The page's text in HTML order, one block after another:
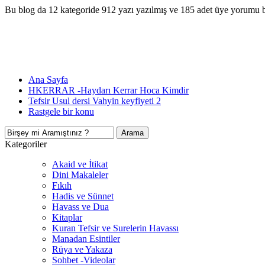
Bu blog da 12 kategoride 912 yazı yazılmış ve 185 adet üye yorumu
Ana Sayfa
HKERRAR -Haydarı Kerrar Hoca Kimdir
Tefsir Usul dersi Vahyin keyfiyeti 2
Rastgele bir konu
Kategoriler
Akaid ve İtikat
Dini Makaleler
Fıkıh
Hadis ve Sünnet
Havass ve Dua
Kitaplar
Kuran Tefsir ve Surelerin Havassı
Manadan Esintiler
Rüya ve Yakaza
Sohbet -Videolar